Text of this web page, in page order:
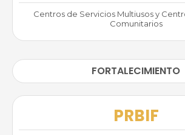
Centros de Servicios Multiusos y
Comunitarios
FORTALECIMIENTO
PRBIF